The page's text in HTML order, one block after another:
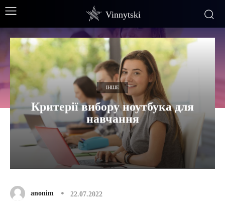
Vinnytski
ІНШЕ
Критерії вибору ноутбука для
навчання
anonim 22.07.2022